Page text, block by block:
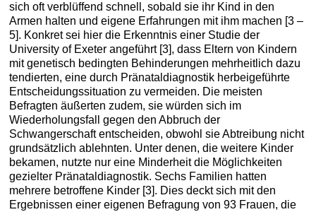
sich oft verblüffend schnell, sobald sie ihr Kind in den
Armen halten und eigene Erfahrungen mit ihm machen [3 –
5]. Konkret sei hier die Erkenntnis einer Studie der
University of Exeter angeführt [3], dass Eltern von Kindern
mit genetisch bedingten Behinderungen mehrheitlich dazu
tendierten, eine durch Pränataldiagnostik herbeigeführte
Entscheidungssituation zu vermeiden. Die meisten
Befragten äußerten zudem, sie würden sich im
Wiederholungsfall gegen den Abbruch der
Schwangerschaft entscheiden, obwohl sie Abtreibung nicht
grundsätzlich ablehnten. Unter denen, die weitere Kinder
bekamen, nutzte nur eine Minderheit die Möglichkeiten
gezielter Pränataldiagnostik. Sechs Familien hatten
mehrere betroffene Kinder [3]. Dies deckt sich mit den
Ergebnissen einer eigenen Befragung von 93 Frauen, die